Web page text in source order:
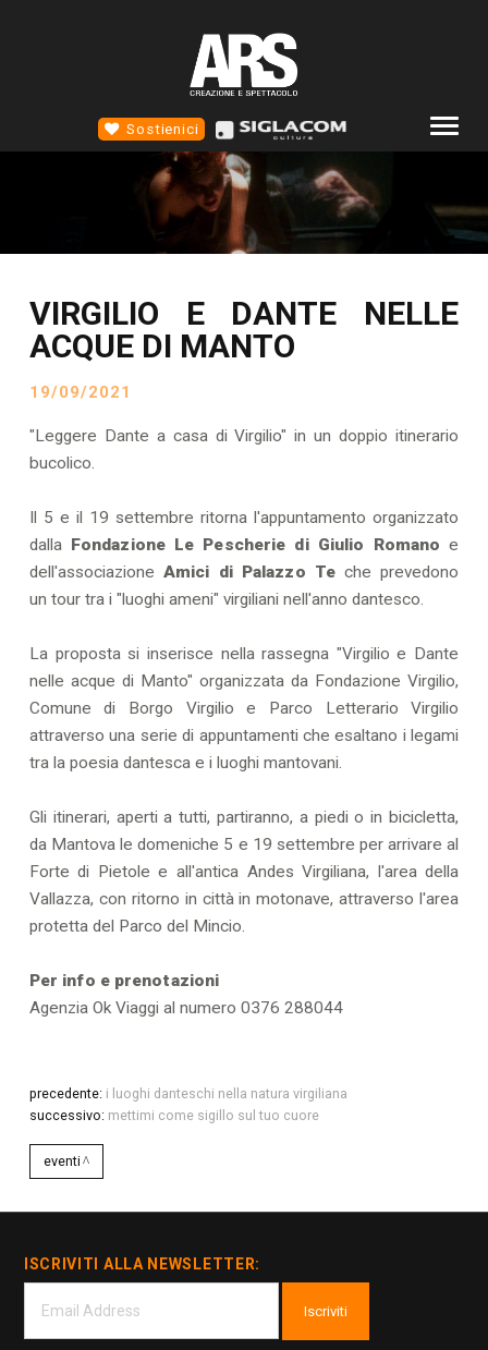
Sostienici
EVENTI
NEWS
SCUOLA STM
CONTATTI
SOCIAL
VIRGILIO E DANTE NELLE
ACQUE DI MANTO
19/09/2021
"Leggere Dante a casa di Virgilio" in un doppio itinerario
bucolico.
Il 5 e il 19 settembre ritorna l'appuntamento organizzato
dalla Fondazione Le Pescherie di Giulio Romano e
dell'associazione Amici di Palazzo Teche prevedono
un tour tra i "luoghi ameni" virgiliani nell'anno dantesco.
La proposta si inserisce nella rassegna "Virgilio e Dante
nelle acque di Manto" organizzata da Fondazione Virgilio,
Comune di Borgo Virgilio e Parco Letterario Virgilio
attraverso una serie di appuntamenti che esaltano i legami
tra la poesia dantesca e i luoghi mantovani.
Gli itinerari, aperti a tutti, partiranno, a piedi o in bicicletta,
da Mantova le domeniche 5 e 19 settembre per arrivare al
Forte di Pietole e all'antica Andes Virgiliana, l'area della
Vallazza, con ritorno in città in motonave, attraverso l'area
protetta del Parco del Mincio.
Per info e prenotazioni
Agenzia Ok Viaggi al numero 0376 288044
precedente: i luoghi danteschi nella natura virgiliana
successivo: mettimi come sigillo sul tuo cuore
eventi
ISCRIVITI ALLA NEWSLETTER:
Iscriviti